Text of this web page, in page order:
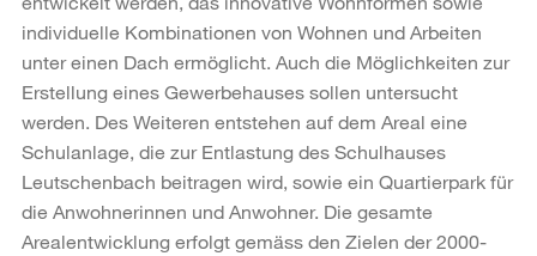
individuelle Kombinationen von Wohnen und Arbeiten
unter einen Dach ermöglicht. Auch die Möglichkeiten zur
Erstellung eines Gewerbehauses sollen untersucht
werden. Des Weiteren entstehen auf dem Areal eine
Schulanlage, die zur Entlastung des Schulhauses
Leutschenbach beitragen wird, sowie ein Quartierpark für
die Anwohnerinnen und Anwohner. Die gesamte
Arealentwicklung erfolgt gemäss den Zielen der 2000-